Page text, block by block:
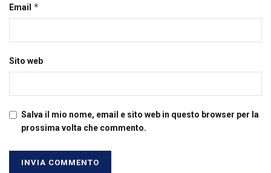
Email *
Sito web
Salva il mio nome, email e sito web in questo browser per la
prossima volta che commento.